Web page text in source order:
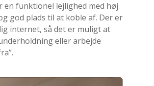
en funktionel lejlighed med høj
god plads til at koble af. Der er
internet, så det er muligt at
eller arbejde